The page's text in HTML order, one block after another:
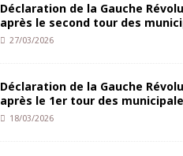
Déclaration de la Gauche
après le second tour des
27/03/2026
Déclaration de la Gauche
après le 1er tour des
18/03/2026